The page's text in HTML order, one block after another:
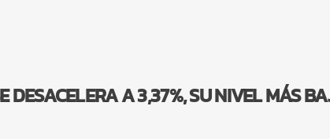
DESACELERA A 3,37%, SU NIVEL MÁS